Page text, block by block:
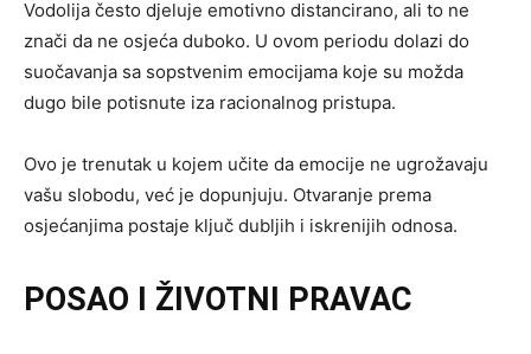
Vodolija često djeluje emotivno distancirano, ali to ne
znači da ne osjeća duboko. U ovom periodu dolazi do
suočavanja sa sopstvenim emocijama koje su možda
dugo bile potisnute iza racionalnog pristupa.
Ovo je trenutak u kojem učite da emocije ne ugrožavaju
vašu slobodu, već je dopunjuju. Otvaranje prema
osjećanjima postaje ključ dubljih i iskrenijih odnosa.
POSAO I ŽIVOTNI PRAVAC